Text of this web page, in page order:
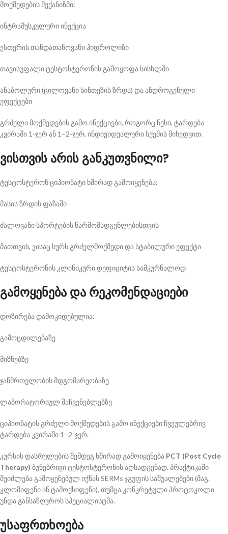
მოქმედების მექანიზმი:
ინტრამუსკულური ინექცია
ესთერის თანდათანოვანი ჰიდროლიზი
თავისუფალი ტესტოსტერონის გამოყოფა სისხლში
ანაბოლური (ცილოვანი სინთეზის ზრდა) და ანდროგენული
ეფექტები
გრძელი მოქმედების გამო ინექციები, როგორც წესი, ტარდება
კვირაში 1-ჯერ ან 1–2-ჯერ, ინდივიდუალური სქემის მიხედვით.
ვისთვის არის განკუთვნილი?
ტესტოსტერონ ციპიონატი ხშირად გამოიყენება:
მასის ზრდის ფაზაში
ძალოვანი სპორტების წარმომადგენლებისთვის
მათთვის, ვისაც სურს გრძელმოქმედი და სტაბილური ეფექტი
ტესტოსტერონის კლინიკური დეფიციტის სამკურნალოდ
გამოყენება და რეკომენდაციები
დოზირება დამოკიდებულია:
გამოცდილებაზე
მიზნებზე
ჯანმრთელობის მდგომარეობაზე
ლაბორატორიულ მაჩვენებლებზე
ციპიონატის გრძელი მოქმედების გამო ინექციები ჩვეულებრივ
ტარდება კვირაში 1–2-ჯერ.
კურსის დასრულების შემდეგ ხშირად გამოიყენება PCT (Post Cycle
Therapy) ბუნებრივი ტესტოსტერონის აღსადგენად. პრაქტიკაში
შეიძლება გამოყენებულ იქნას SERMs ჯგუფის საშუალებები (მაგ.
კლომიფენი ან ტამოქსიფენი), თუმცა კონკრეტული პროტოკოლი
უნდა განსაზღვროს სპეციალისტმა.
უსაფრთხოება